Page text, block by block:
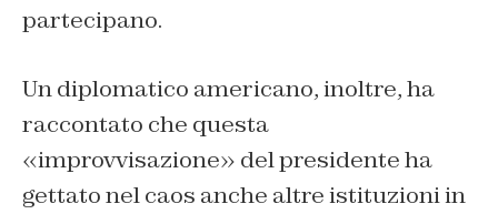
partecipano.
Un diplomatico americano, inoltre, ha
raccontato che questa
«improvvisazione» del presidente ha
gettato nel caos anche altre istituzioni in